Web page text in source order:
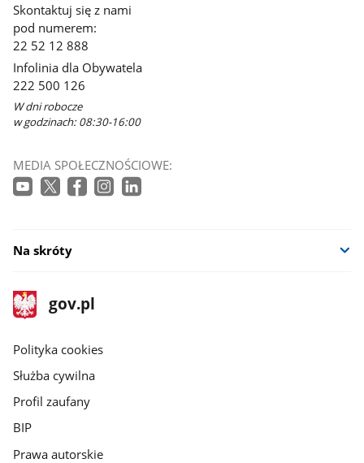
Skontaktuj się z nami
pod numerem:
22 52 12 888
Infolinia dla Obywatela
222 500 126
W dni robocze
w godzinach: 08:30-16:00
MEDIA SPOŁECZNOŚCIOWE:
Na skróty
stopka
gov.pl
Strona
gov.pl
gov.pl
Polityka cookies
Służba cywilna
Profil zaufany
BIP
Prawa autorskie